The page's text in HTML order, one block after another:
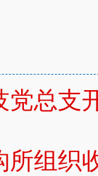
党总支
所组织